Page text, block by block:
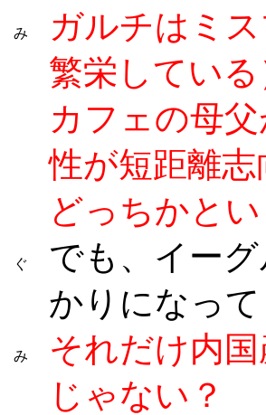
み
ガルチはミ
繁栄してい
カフェの母
性が短距離
どっちかと
ぐ
でも、イー
かりになって
み
それだけ内
じゃない？